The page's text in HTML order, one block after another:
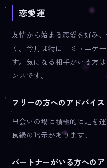
恋愛運
友情から始まる恋愛を好み
く。今月は特にコミュニケ
す。気になる相手がいる方
ンスです。
フリーの方へのアドバイス
出会いの場に積極的に足を
良縁の暗示があります。
パートナーがいる方へのア